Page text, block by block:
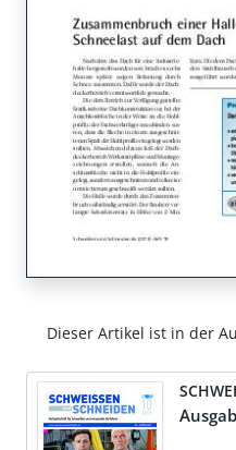
Dieser Artikel ist in der